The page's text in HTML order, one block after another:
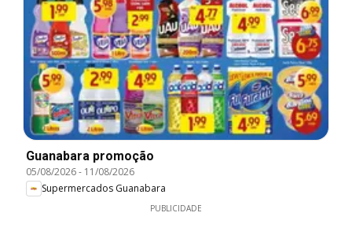
Guanabara promoção
05/08/2026- 11/08/2026
Supermercados Guanabara
PUBLICIDADE